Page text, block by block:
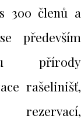
300 členů a
především
přírody
rašelinišť,
rezervací,